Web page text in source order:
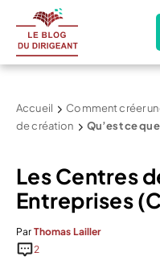
Accueil Comment créer
de création
Qu’est ce que
Les Centres
Entreprises
Par Thomas Lailler
2